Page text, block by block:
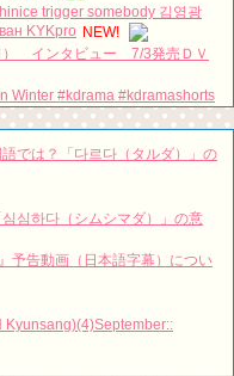
trigger somebody 김영광
KYKpro NEW!
） インタビュー 7/3発売ＤＶ
Winter #kdrama #kdramashorts
밀과 거짓말 20180723 NEW!
」の制作裏側に迫る。【アーテ
#이청아 #이동건 #박규영 #강
인룸 Room No. 9 》金喜善、
數位未來】
대 얼짱 출신 &#39;한혜진 언니
? 밥블레스유 2 bobblessyou2
では？「다르다（タルダ）」の
심하다（シムシマダ）」の意
予告動画（日本語字幕）につい
Kyunsang)(4)September::